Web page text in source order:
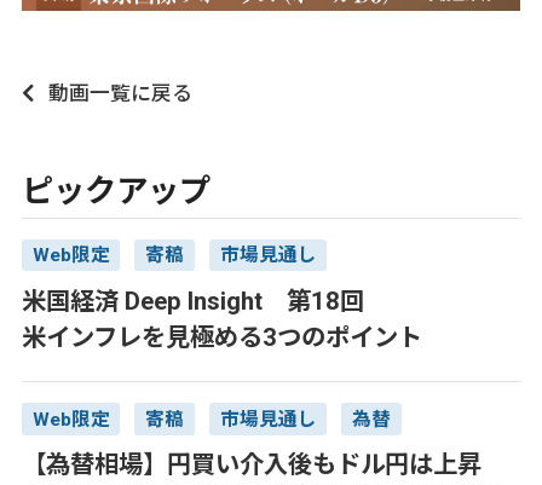
動画一覧に戻る
ピックアップ
Web限定 寄稿 市場見通し
米国経済 Deep Insight 第18回
米インフレを見極める3つのポイント
Web限定 寄稿 市場見通し 為替
【為替相場】円買い介入後もドル円は上昇